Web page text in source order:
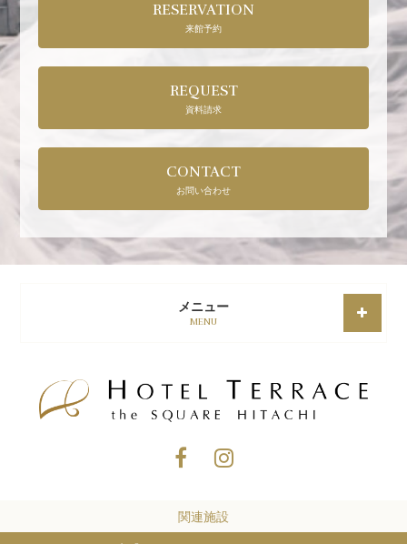
RESERVATION
来館予約
REQUEST
資料請求
CONTACT
お問い合わせ
メニュー
MENU
関連施設